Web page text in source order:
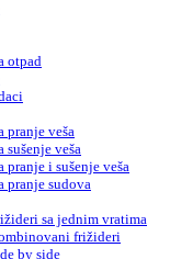
otpad
pranje veša
sušenje veša
pranje i sušenje veša
pranje sudova
sa jednim vratima
frižideri
by side